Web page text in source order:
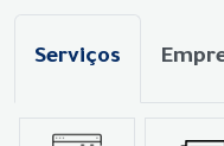
Serviços